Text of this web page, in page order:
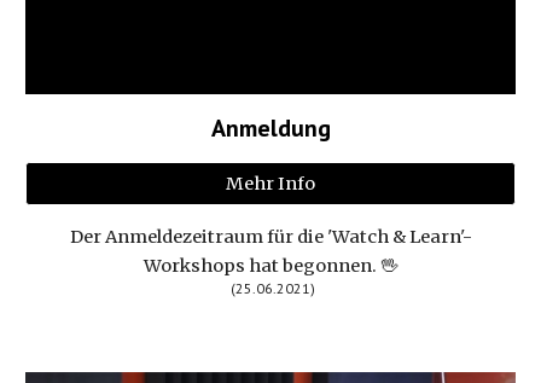
Anmeldung
Mehr Info
Der Anmeldezeitraum für die 'Watch & Learn'-
Workshops hat begonnen. 🖖
(25.06.2021)